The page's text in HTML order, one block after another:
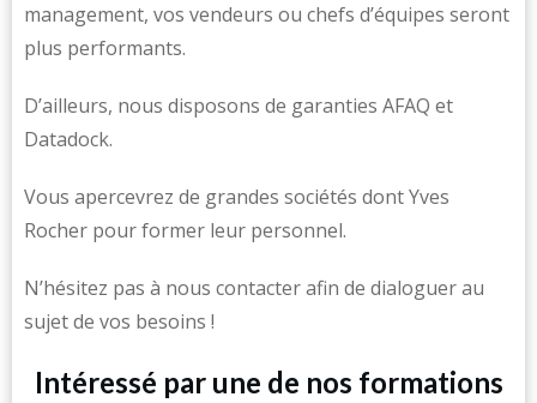
management, vos vendeurs ou chefs d’équipes seront
plus performants.
D’ailleurs, nous disposons de garanties AFAQ et
Datadock.
Vous apercevrez de grandes sociétés dont Yves
Rocher pour former leur personnel.
N’hésitez pas à nous contacter afin de dialoguer au
sujet de vos besoins !
Intéressé par une de nos formations